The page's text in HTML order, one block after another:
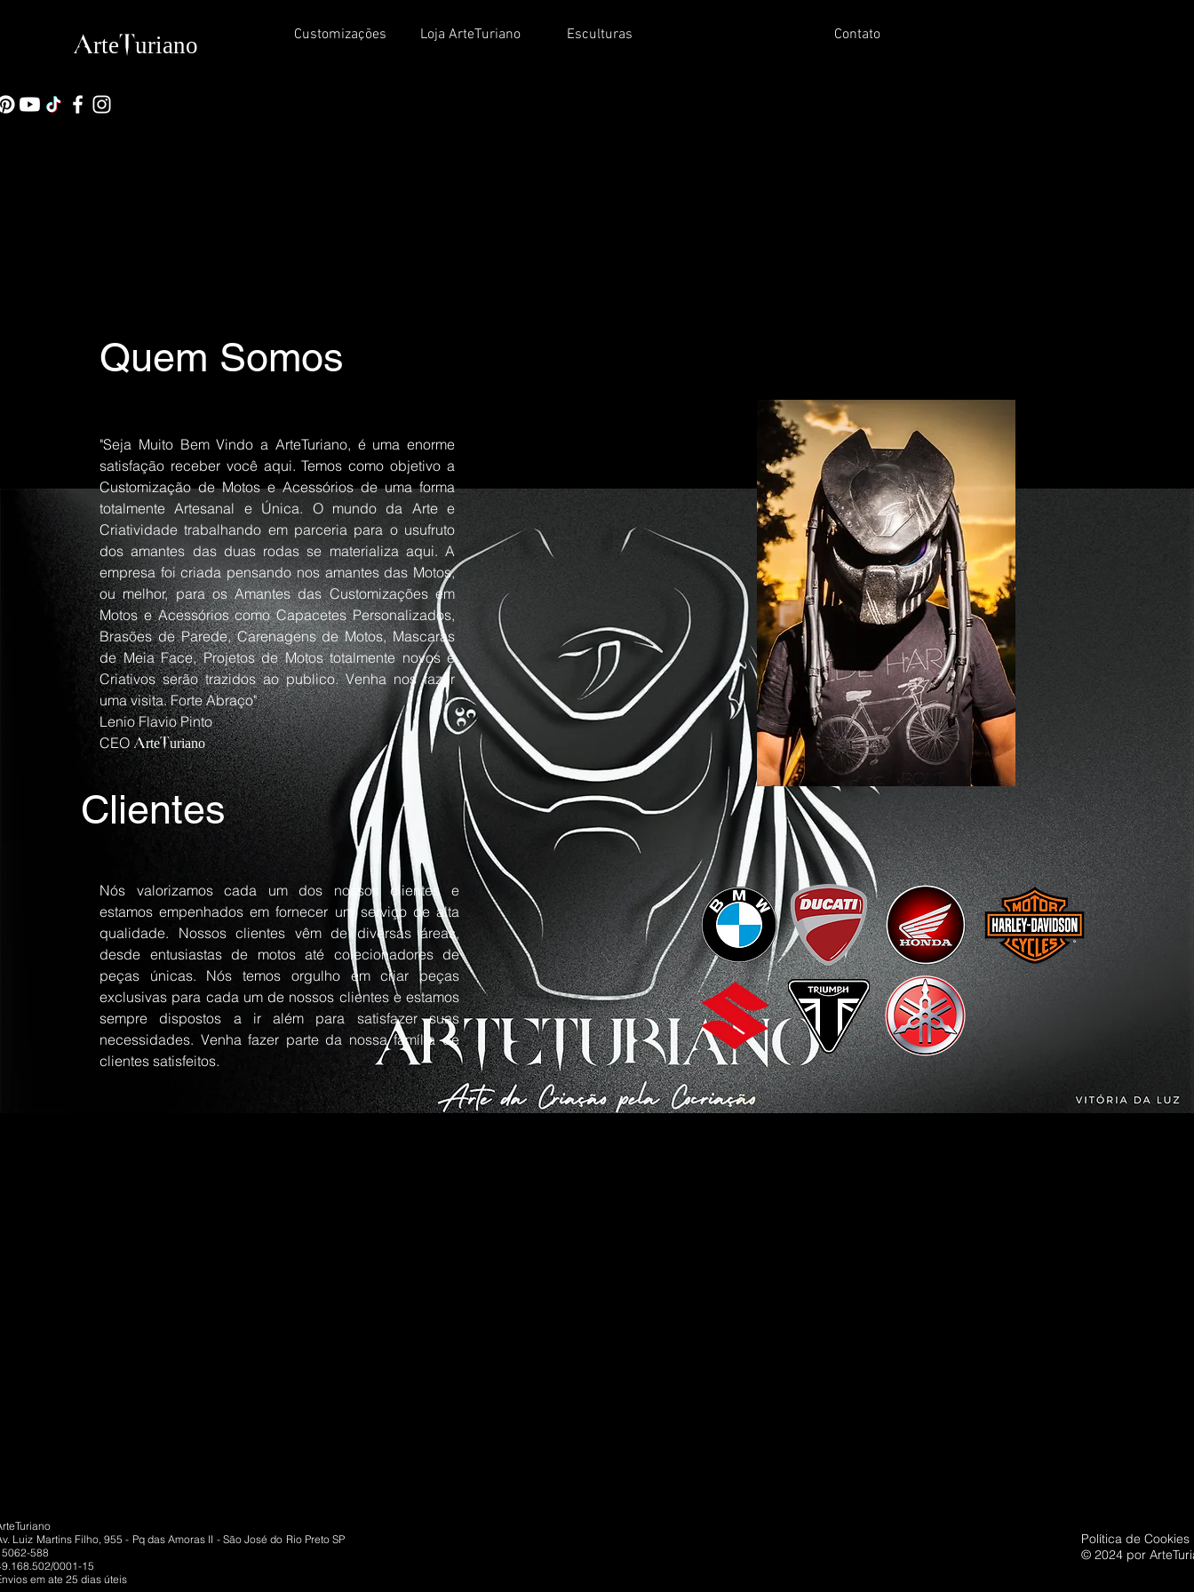
ArteTuriano Customizações Loja ArteTuriano Esculturas Contato
Quem Somos
"Seja Muito Bem Vindo a ArteTuriano, é uma enorme
satisfação receber você aqui. Temos como objetivo a
Customização de Motos e Acessórios de uma forma
totalmente Artesanal e Única. O mundo da Arte e
Criatividade trabalhando em parceria para o usufruto
dos amantes das duas rodas se materializa aqui. A
empresa foi criada pensando nos amantes das Motos,
ou melhor, para os Amantes das Customizações em
Motos e Acessórios como Capacetes Personalizados,
Brasões de Parede, Carenagens de Motos, Mascaras
de Meia Face, Projetos de Motos totalmente novos e
Criativos serão trazidos ao publico. Venha nos fazer
uma visita. Forte Abraço"
Lenio Flavio Pinto
CEOArteTuriano
Clientes
Nós valorizamos cada um dos nossos clientes e
estamos empenhados em fornecer um serviço de alta
qualidade. Nossos clientes vêm de diversas áreas,
desde entusiastas de motos até colecionadores de
peças únicas. Nós temos orgulho em criar peças
exclusivas para cada um de nossos clientes e estamos
sempre dispostos a ir além para satisfazer suas
necessidades. Venha fazer parte da nossa família de
clientes satisfeitos.
Luiz Martins Filho, 955 - Pq das Amoras II - São José do Rio Preto SP
588
0001-15
em ate 25 dias úteis
Política de Cookies
© 2024 por